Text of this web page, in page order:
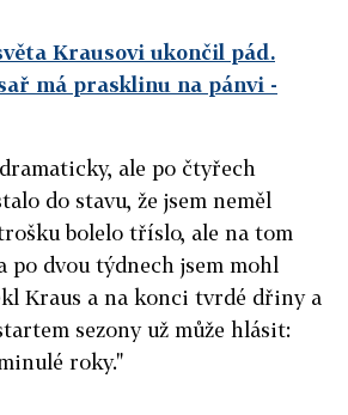
Krausovi ukončil pád.
má prasklinu na pánvi -
ale po čtyřech
do stavu, že jsem neměl
bolelo tříslo, ale na tom
po dvou týdnech jsem mohl
Kraus a na konci tvrdé dřiny a
sezony už může hlásit:
roky."